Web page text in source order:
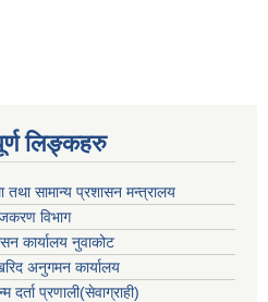
लिङ्कहरु
तथा सामान्य प्रशासन मन्त्रालय
विभाग
कार्यालय नुवाकोट
अनुगमन कार्यालय
प्रणाली(सेवाग्राही)